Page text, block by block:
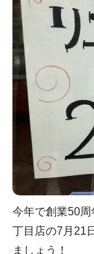
今年で創業50周
丁目店の7月21
ましょう！